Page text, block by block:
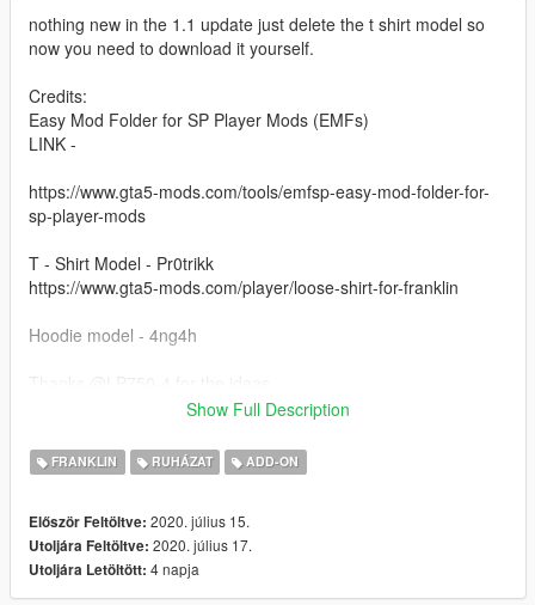
nothing new in the 1.1 update just delete the t shirt model so
now you need to download it yourself.
Credits:
Easy Mod Folder for SP Player Mods (EMFs)
LINK -
https://www.gta5-mods.com/tools/emfsp-easy-mod-folder-for-
sp-player-mods
T - Shirt Model - Pr0trikk
https://www.gta5-mods.com/player/loose-shirt-for-franklin
Hoodie model - 4ng4h
First, you need to install Easy Mod Folder for SP Player Mods
(EMFs) - https://www.gta5-mods.com/tools/emfsp-easy-mod-
After install ^
Now for the SHIRTS go to
Show Full Description
FRANKLIN RUHÁZAT ADD-ON
Először Feltöltve: 2020. július 15.
Utoljára Feltöltve: 2020. július 17.
Utoljára Letöltött: 4 napja